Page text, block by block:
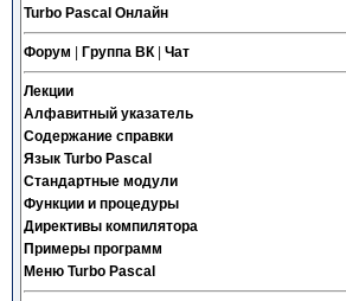
Turbo Pascal Онлайн
Форум Группа ВК| Чат
Лекции
Алфавитный указатель
Содержание справки
Язык Turbo Pascal
Стандартные модули
Функции и процедуры
Директивы компилятора
Примеры программ
Меню Turbo Pascal